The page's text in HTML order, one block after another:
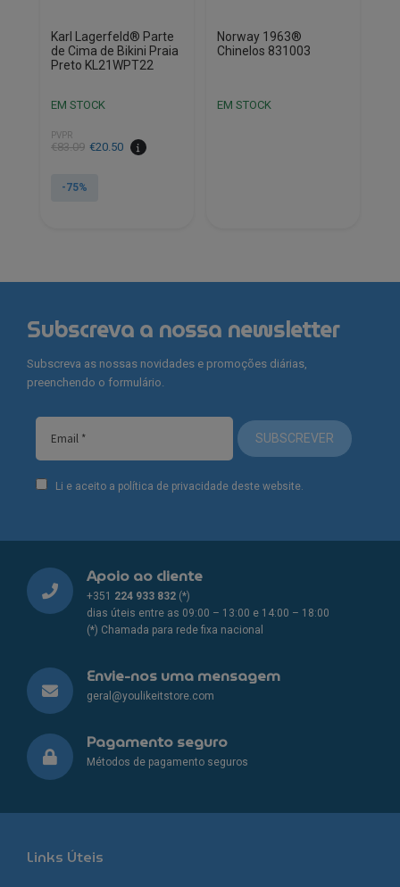
Karl Lagerfeld® Parte
de Cima de Bikini Praia
Preto KL21WPT22
EM STOCK
PVPR
€83.09 €20.50
-75%
multiple
The
may
be
chosen
on
product
Norway 1963®
Chinelos 831003
EM STOCK
Subscreva a nossa newsletter
Subscreva as nossas novidades e promoções diárias,
preenchendo o formulário.
SUBSCREVER
Li e aceito a política de privacidade deste website.
Apoio ao cliente
+351 224 933 832 (*)
dias úteis entre as 09:00 – 13:00 e 14:00 – 18:00
(*) Chamada para rede fixa nacional
Envie-nos uma mensagem
geral@youlikeitstore.com
Pagamento seguro
Métodos de pagamento seguros
Links Úteis